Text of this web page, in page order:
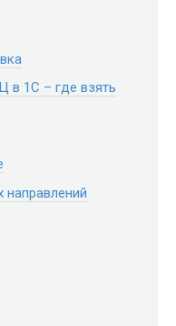
в 1С – где взять
направлений